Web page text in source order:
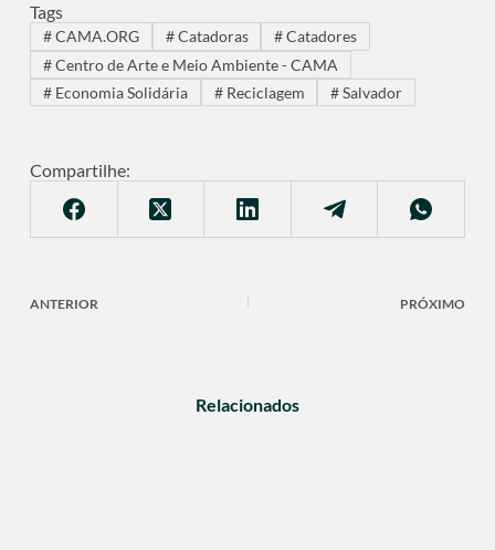
Tags
#CAMA.ORG #Catadoras #Catadores
#Centro de Arte e Meio Ambiente - CAMA
#Economia Solidária #Reciclagem #Salvador
Compartilhe:
ANTERIOR PRÓXIMO
Relacionados